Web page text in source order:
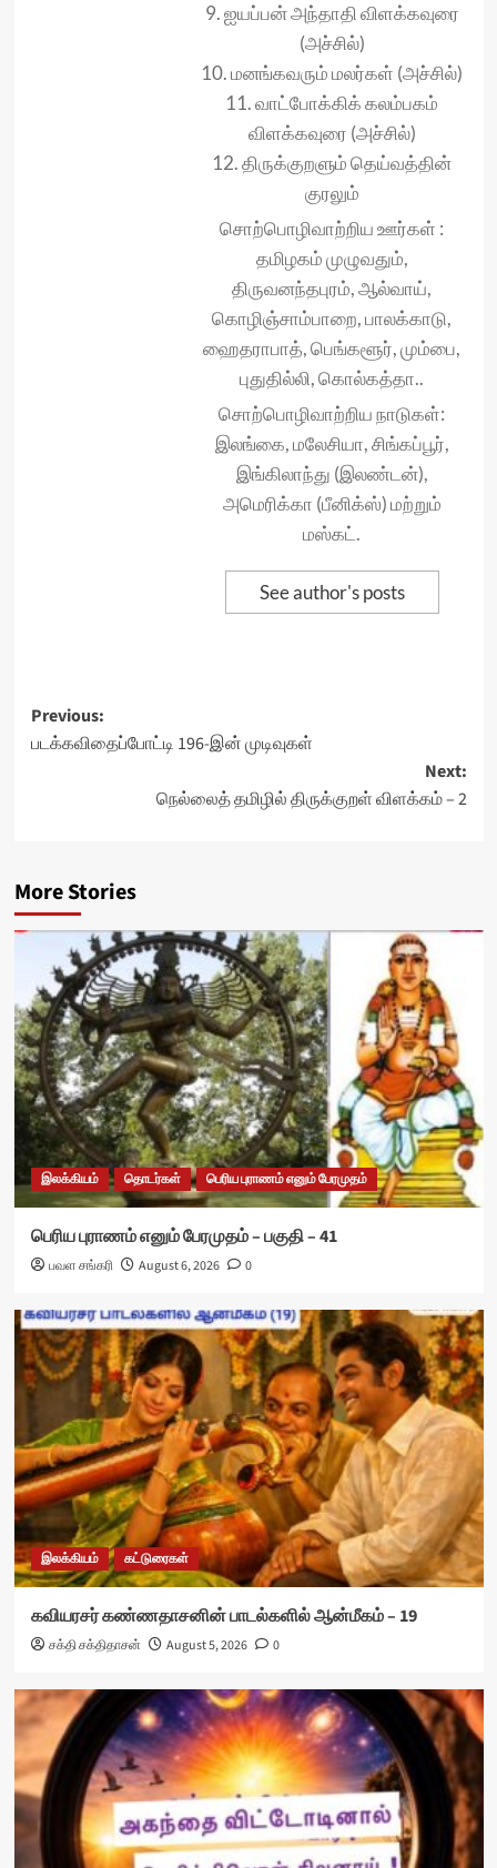
9. ஐயப்பன் அந்தாதி விளக்கவுரை
(அச்சில்)
10. மனங்கவரும் மலர்கள் (அச்சில்)
11. வாட்போக்கிக் கலம்பகம்
விளக்கவுரை (அச்சில்)
12. திருக்குறளும் தெய்வத்தின்
குரலும்
சொற்பொழிவாற்றிய ஊர்கள் :
தமிழகம் முழுவதும்,
திருவனந்தபுரம், ஆல்வாய்,
கொழிஞ்சாம்பாறை, பாலக்காடு,
ஹைதராபாத், பெங்களூர், மும்பை,
புதுதில்லி, கொல்கத்தா..
சொற்பொழிவாற்றிய நாடுகள்:
இலங்கை, மலேசியா, சிங்கப்பூர்,
இங்கிலாந்து (இலண்டன்),
அமெரிக்கா (பீனிக்ஸ்) மற்றும்
மஸ்கட்.
See author's posts
Post
navigation
Previous:
படக்கவிதைப்போட்டி 196-இன் முடிவுகள்
Next:
நெல்லைத் தமிழில் திருக்குறள் விளக்கம் – 2
More Stories
இலக்கியம் தொடர்கள் பெரிய புராணம் எனும் பேரமுதம்
பெரிய புராணம் எனும் பேரமுதம் – பகுதி – 41
பவள சங்கரி August 6, 2026 0
இலக்கியம் கட்டுரைகள்
கவியரசர் கண்ணதாசனின் பாடல்களில் ஆன்மீகம் – 19
சக்தி சக்திதாசன் August 5, 2026 0